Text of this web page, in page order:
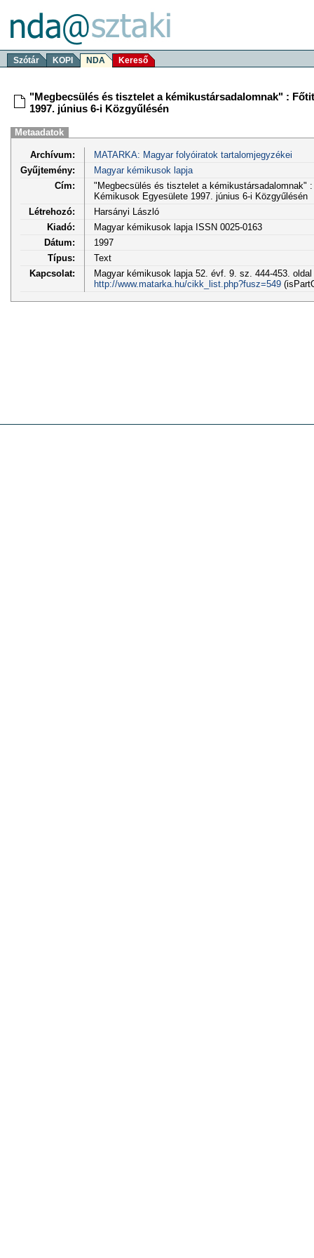
Szótár KOPI NDA Kereső
"Megbecsülés és tisztelet a kémikustársadalomnak" :
1997. június 6-i Közgyűlésén
Metaadatok
Archívum:
MATARKA: Magyar folyóiratok tartalomjegyzékei
Gyűjtemény:
Magyar kémikusok lapja
Cím:
"Megbecsülés és tisztelet a kémikustársadalomnak"
Kémikusok Egyesülete 1997. június 6-i Közgyűlésén
Létrehozó:
Harsányi László
Kiadó:
Magyar kémikusok lapja ISSN 0025-0163
Dátum:
1997
Típus:
Text
Kapcsolat:
Magyar kémikusok lapja 52. évf. 9. sz. 444-453. oldal
http://www.matarka.hu/cikk_list.php?fusz=549